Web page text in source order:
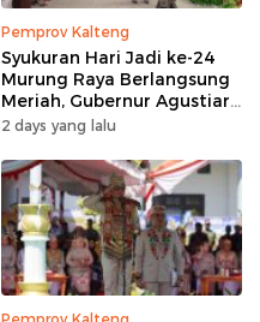
Pemprov Kalteng
Syukuran Hari Jadi ke-24
Murung Raya Berlangsung
Meriah, Gubernur Agustiar
Sabran Hibur Masyarakat
2 days yang lalu